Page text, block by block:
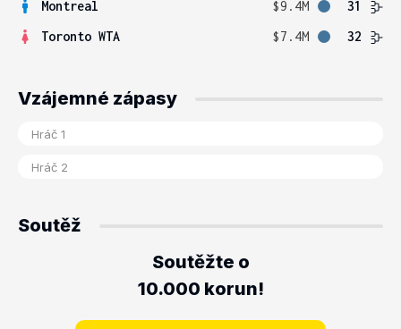
Montreal $9.4M
31
Toronto WTA
$7.4M 32
Vzájemné zápasy
Soutěž
Soutěžte o
10.000 korun!